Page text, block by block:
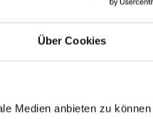
Über Cookies
Medien anbieten zu können